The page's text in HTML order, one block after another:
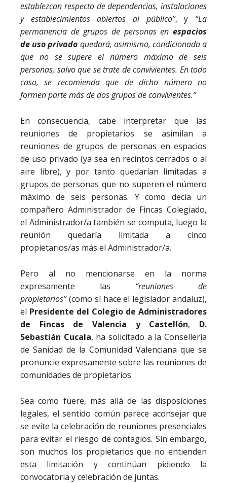
establezcan respecto de dependencias, instalaciones
y establecimientos abiertos al público”, y “La
permanencia de grupos de personas en espacios
de uso privado quedará, asimismo, condicionada a
que no se supere el número máximo de seis
personas, salvo que se trate de convivientes. En todo
caso, se recomienda que de dicho número no
formen parte más de dos grupos de convivientes.”
En consecuencia, cabe interpretar que las
reuniones de propietarios se asimilan a
reuniones de grupos de personas en espacios
de uso privado (ya sea en recintos cerrados o al
aire libre), y por tanto quedarían limitadas a
grupos de personas que no superen el número
máximo de seis personas. Y como decía un
compañero Administrador de Fincas Colegiado,
el Administrador/a también se computa, luego la
reunión quedaría limitada a cinco
propietarios/as más el Administrador/a.
Pero al no mencionarse en la norma
expresamente las “reuniones de
propietarios”(como sí hace el legislador andaluz),
el Presidente del Colegio de Administradores
de Fincas de Valencia y Castellón, D.
Sebastián Cucala, ha solicitado a la Consellería
de Sanidad de la Comunidad Valenciana que se
pronuncie expresamente sobre las reuniones de
comunidades de propietarios.
Sea como fuere, más allá de las disposiciones
legales, el sentido común parece aconsejar que
se evite la celebración de reuniones presenciales
para evitar el riesgo de contagios. Sin embargo,
son muchos los propietarios que no entienden
esta limitación y continúan pidiendo la
convocatoria y celebración de juntas.